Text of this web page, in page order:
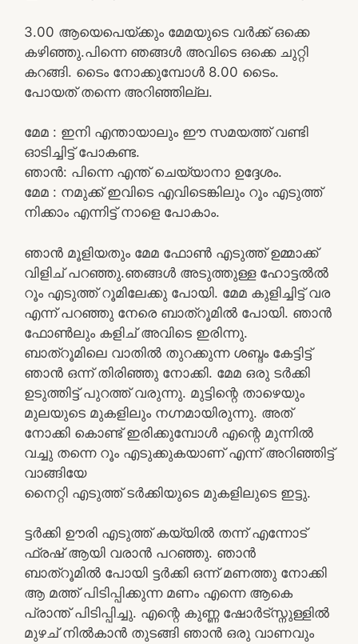
3.00 ആയെപെയ്ക്കും മേമയുടെ വർക്ക്‌ ഒക്കെ
കഴിഞ്ഞു.പിന്നെ ഞങ്ങൾ അവിടെ ഒക്കെ ചുറ്റി
കറങ്ങി. ടൈം നോക്കുമ്പോൾ 8.00 ടൈം.
പോയത് തന്നെ അറിഞ്ഞില്ല.
മേമ : ഇനി എന്തായാലും ഈ സമയത്ത് വണ്ടി
ഓടിച്ചിട്ട്‌ പോകണ്ട.
ഞാൻ: പിന്നെ എന്ത് ചെയ്യാനാ ഉദ്ദേശം.
മേമ : നമുക്ക് ഇവിടെ എവിടെങ്കിലും റൂം എടുത്ത്
നിക്കാം എന്നിട്ട് നാളെ പോകാം.
ഞാൻ മൂളിയതും മേമ ഫോൺ എടുത്ത് ഉമ്മാക്ക്
വിളിച് പറഞ്ഞു.ഞങ്ങൾ അടുത്തുള്ള ഹോട്ടൽൽ
റൂം എടുത്ത് റൂമിലേക്കു പോയി. മേമ കുളിച്ചിട്ട് വര
എന്ന് പറഞ്ഞു നേരെ ബാത്‌റൂമിൽ പോയി. ഞാൻ
ഫോൺലും കളിച് അവിടെ ഇരിന്നു.
ബാത്റൂമിലെ വാതിൽ തുറക്കുന്ന ശബ്ദം കേട്ടിട്ട്
ഞാൻ ഒന്ന് തിരിഞ്ഞു നോക്കി. മേമ ഒരു ടർക്കി
ഉടുത്തിട്ട് പുറത്ത് വരുന്നു. മുട്ടിന്റെ താഴെയും
മുലയുടെ മുകളിലും നഗ്നമായിരുന്നു. അത്
നോക്കി കൊണ്ട് ഇരിക്കുമ്പോൾ എന്റെ മുന്നിൽ
വച്ചു തന്നെ റൂം എടുക്കുകയാണ് എന്ന് അറിഞ്ഞിട്ട്
വാങ്ങിയേ
നൈറ്റി എടുത്ത് ടർക്കിയുടെ മുകളിലുടെ ഇട്ടു.
ട്ടർക്കി ഊരി എടുത്ത് കയ്യിൽ തന്ന് എന്നോട്
ഫ്രഷ് ആയി വരാൻ പറഞ്ഞു. ഞാൻ
ബാത്‌റൂമിൽ പോയി ട്ടർക്കി ഒന്ന് മണത്തു നോക്കി
ആ മത്ത് പിടിപ്പിക്കുന്ന മണം എന്നെ ആകെ
പ്രാന്ത് പിടിപ്പിച്ചു. എന്റെ കുണ്ണ ഷോർട്സ്നുള്ളിൽ
മുഴച് നിൽകാൻ തുടങ്ങി ഞാൻ ഒരു വാണവും